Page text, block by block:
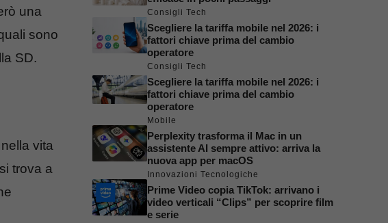
una
sono
SD.
vita
trova a
Consigli Tech
Scegliere la tariffa mobile nel 2026: i
fattori chiave prima del cambio
operatore
Consigli Tech
Scegliere la tariffa mobile nel 2026: i
fattori chiave prima del cambio
operatore
Mobile
Perplexity trasforma il Mac in un
assistente AI sempre attivo: arriva la
nuova app per macOS
Innovazioni Tecnologiche
Prime Video copia TikTok: arrivano i
video verticali “Clips” per scoprire film
e serie